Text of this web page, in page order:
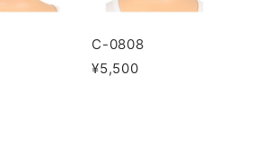
C-0808
¥5,500